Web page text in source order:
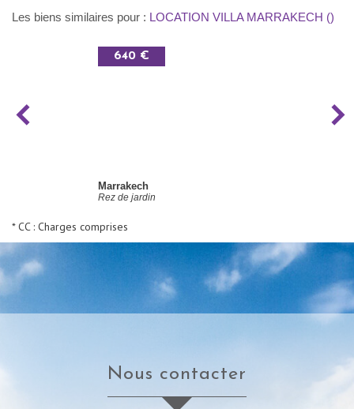
Les biens similaires pour : LOCATION VILLA MARRAKECH ()
640 €
Marrakech
Rez de jardin
* CC : Charges comprises
nous contacter